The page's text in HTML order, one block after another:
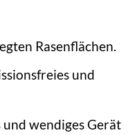
Rasenflächen.
und
wendiges Gerät